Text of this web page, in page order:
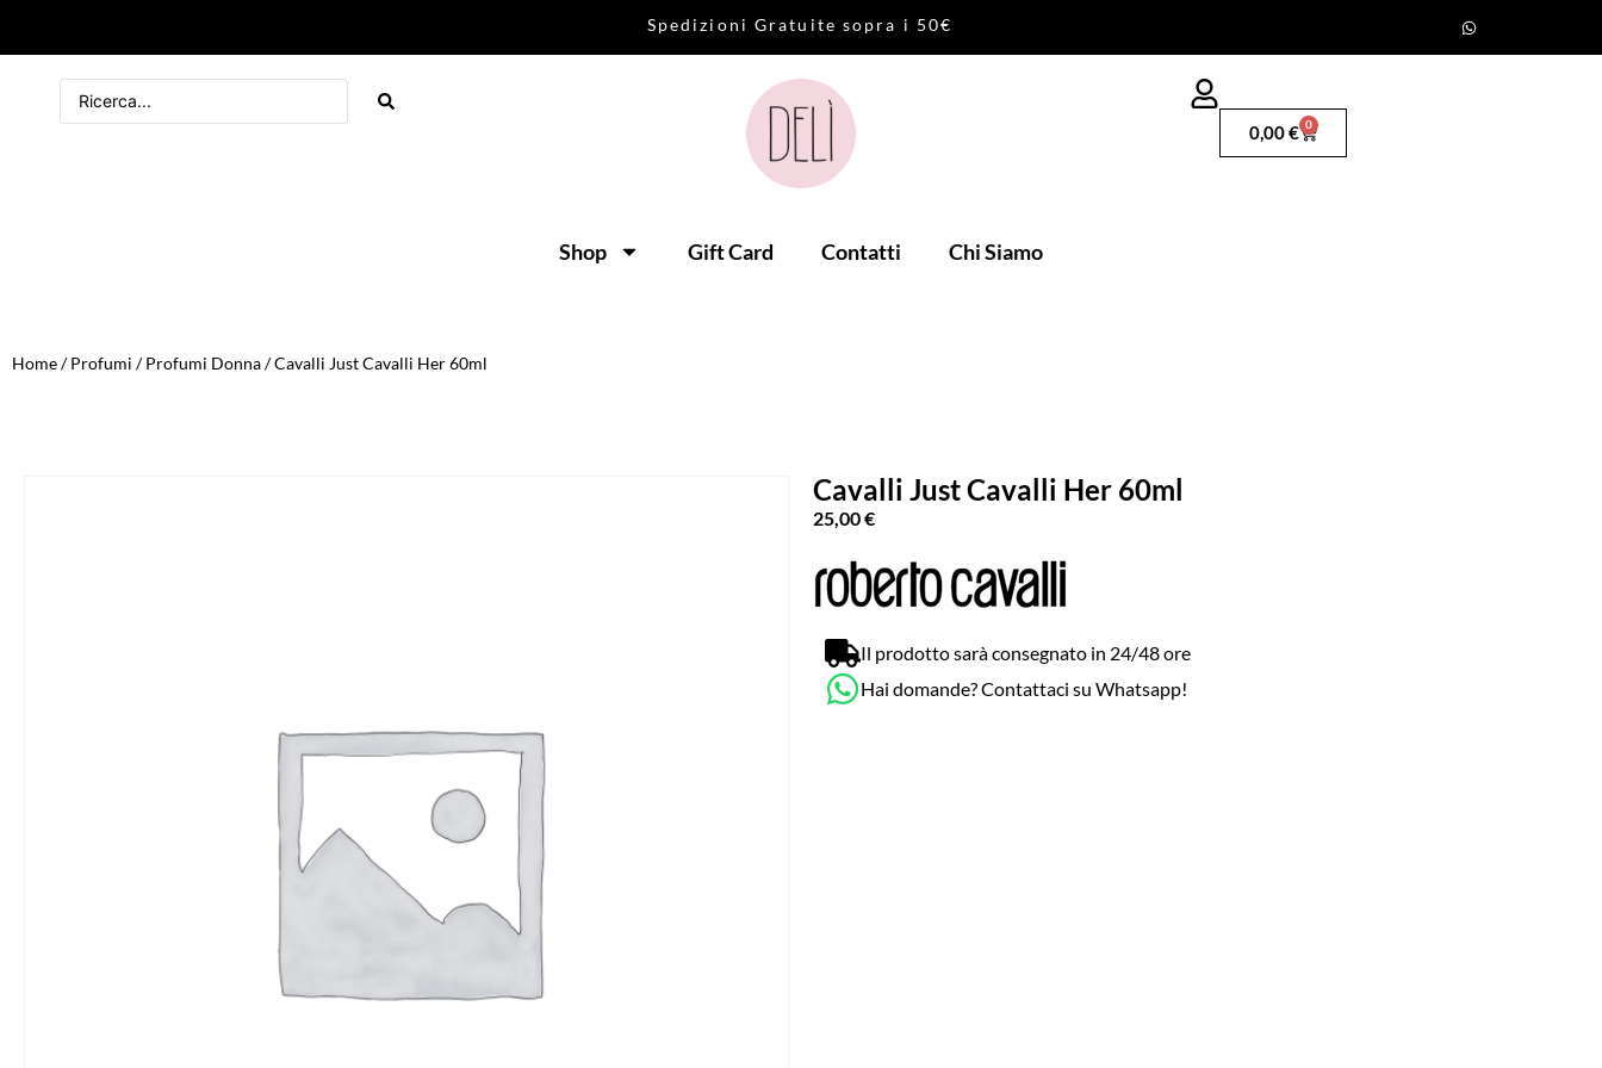
Sped izi on i Gratu ite sopra i 50€
0,00€ 0
Shop Gift Card Contatti Chi Siamo
Home/Profumi /Profumi Donna/ Cavalli Just Cavalli Her 60ml
Cavalli Just Cavalli Her 60ml
25,00€
Il prodotto sarà consegnato in 24/48 ore
Hai domande? Contattaci su Whatsapp!